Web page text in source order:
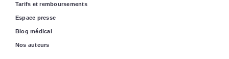
Tarifs et remboursements
Espace presse
Blog médical
Nos auteurs